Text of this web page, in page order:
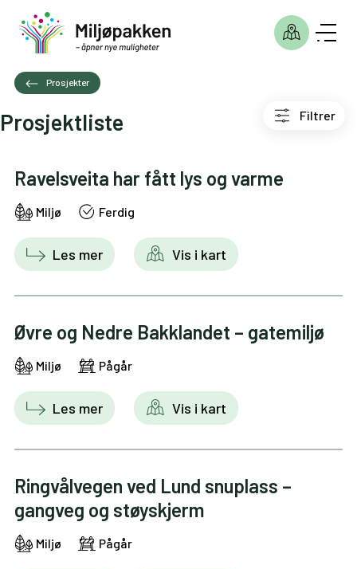
Prosjekter
Prosjektliste Filtrer
Ravelsveita har fått lys og varme
Miljø Ferdig
Les mer Vis i kart
Øvre og Nedre Bakklandet – gatemiljø
Miljø Pågår
Les mer Vis i kart
Ringvålvegen ved Lund snuplass –
gangveg og støyskjerm
Miljø Pågår